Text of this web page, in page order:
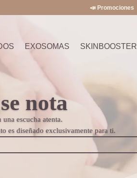
📣 Promociones
EXOSOMAS SKINBOOSTER
nota
escucha atenta.
es diseñado exclusivamente para ti.